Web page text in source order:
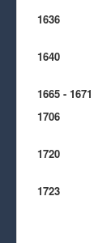
1636
1640
1665 - 1671
1706
1720
1723